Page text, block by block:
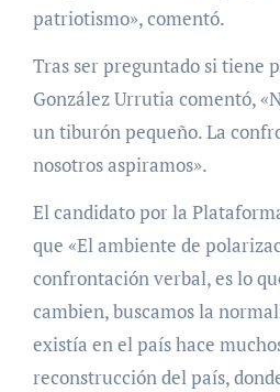
patriotismo», comentó.
Tras ser preguntado si tiene
González Urrutia comentó,
un tiburón pequeño. La
nosotros aspiramos».
El candidato por la
que «El ambiente de
confrontación verbal, es lo
cambien, buscamos la
existía en el país hace
reconstrucción del país,